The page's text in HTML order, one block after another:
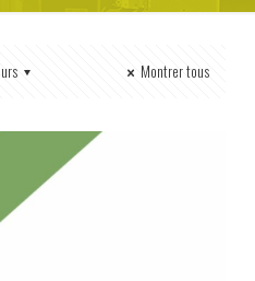
Montrer tous